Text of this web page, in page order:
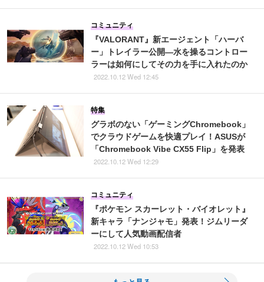
『VALORANT』新エージェント「ハーバ
ー」トレイラー公開―水を操るコントロー
ラーは如何にしてその力を手に入れたのか
コミュニティ
2022.10.12 Wed 12:45
グラボのない「ゲーミングChromebook」
でクラウドゲームを快適プレイ！ASUSが
「Chromebook Vibe CX55 Flip」を発表
特集
2022.10.12 Wed 12:29
『ポケモン スカーレット・バイオレット』
新キャラ「ナンジャモ」発表！ジムリーダ
ーにして人気動画配信者
コミュニティ
2022.10.12 Wed 10:53